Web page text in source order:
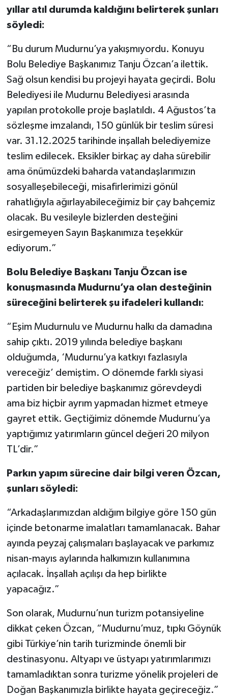
yıllar atıl durumda kaldığını belirterek şunları
söyledi:
“Bu durum Mudurnu’ya yakışmıyordu. Konuyu
Bolu Belediye Başkanımız Tanju Özcan’a ilettik.
Sağ olsun kendisi bu projeyi hayata geçirdi. Bolu
Belediyesi ile Mudurnu Belediyesi arasında
yapılan protokolle proje başlatıldı. 4 Ağustos’ta
sözleşme imzalandı, 150 günlük bir teslim süresi
var. 31.12.2025 tarihinde inşallah belediyemize
teslim edilecek. Eksikler birkaç ay daha sürebilir
ama önümüzdeki baharda vatandaşlarımızın
sosyalleşebileceği, misafirlerimizi gönül
rahatlığıyla ağırlayabileceğimiz bir çay bahçemiz
olacak. Bu vesileyle bizlerden desteğini
esirgemeyen Sayın Başkanımıza teşekkür
ediyorum.”
Bolu Belediye Başkanı Tanju Özcan ise
konuşmasında Mudurnu’ya olan desteğinin
süreceğini belirterek şu ifadeleri kullandı:
“Eşim Mudurnulu ve Mudurnu halkı da damadına
sahip çıktı. 2019 yılında belediye başkanı
olduğumda, ‘Mudurnu’ya katkıyı fazlasıyla
vereceğiz’ demiştim. O dönemde farklı siyasi
partiden bir belediye başkanımız görevdeydi
ama biz hiçbir ayrım yapmadan hizmet etmeye
gayret ettik. Geçtiğimiz dönemde Mudurnu’ya
yaptığımız yatırımların güncel değeri 20 milyon
TL’dir.”
Parkın yapım sürecine dair bilgi veren Özcan,
şunları söyledi:
“Arkadaşlarımızdan aldığım bilgiye göre 150 gün
içinde betonarme imalatları tamamlanacak. Bahar
ayında peyzaj çalışmaları başlayacak ve parkımız
nisan-mayıs aylarında halkımızın kullanımına
açılacak. İnşallah açılışı da hep birlikte
yapacağız.”
Son olarak, Mudurnu’nun turizm potansiyeline
dikkat çeken Özcan, “Mudurnu’muz, tıpkı Göynük
gibi Türkiye’nin tarih turizminde önemli bir
destinasyonu. Altyapı ve üstyapı yatırımlarımızı
tamamladıktan sonra turizme yönelik projeleri de
Doğan Başkanımızla birlikte hayata geçireceğiz.”